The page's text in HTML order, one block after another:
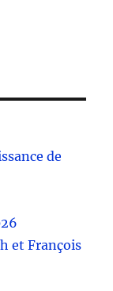
de
et François